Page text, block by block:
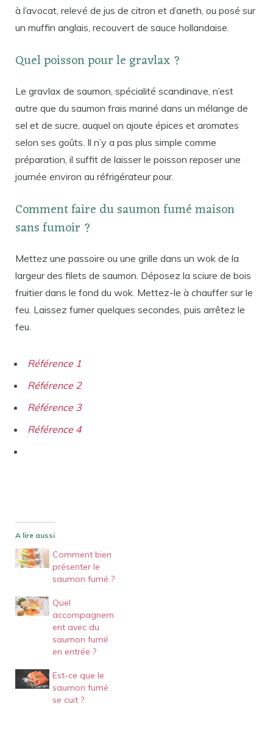
à l’avocat, relevé de jus de citron et d’aneth, ou posé sur
un muffin anglais, recouvert de sauce hollandaise.
Quel poisson pour le gravlax ?
Le gravlax de saumon, spécialité scandinave, n’est
autre que du saumon frais mariné dans un mélange de
sel et de sucre, auquel on ajoute épices et aromates
selon ses goûts. Il n’y a pas plus simple comme
préparation, il suffit de laisser le poisson reposer une
journée environ au réfrigérateur pour.
Comment faire du saumon fumé maison
sans fumoir ?
Mettez une passoire ou une grille dans un wok de la
largeur des filets de saumon. Déposez la sciure de bois
fruitier dans le fond du wok. Mettez-le à chauffer sur le
feu. Laissez fumer quelques secondes, puis arrêtez le
feu.
Référence 1
Référence 2
Référence 3
Référence 4
A lire aussi
Comment bien
présenter le
saumon fumé ?
Quel
accompagnem
ent avec du
saumon fumé
en entrée ?
Est-ce que le
saumon fumé
se cuit ?